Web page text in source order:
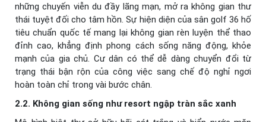
những chuyến viễn du đầy lãng mạn, mở ra không gian thư
thái tuyệt đối cho tâm hồn. Sự hiện diện của sân golf 36 hố
tiêu chuẩn quốc tế mang lại không gian rèn luyện thể thao
đỉnh cao, khẳng định phong cách sống năng động, khỏe
mạnh của gia chủ. Cư dân có thể dễ dàng chuyển đổi từ
trạng thái bận rộn của công việc sang chế độ nghỉ ngơi
hoàn toàn chỉ trong vài bước chân.
2.2. Không gian sống như resort ngập tràn sắc xanh